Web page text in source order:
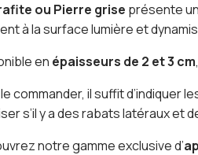
ou Pierre grise présente
à la surface lumière et
en épaisseurs de 2 et 3 cm
commander, il suffit d’indiquer
s’il y a des rabats latéraux et
notre gamme exclusive d’